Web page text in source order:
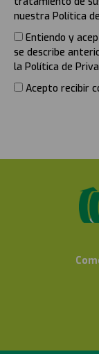
nuestra Política
Entiendo y
se describe
la Política de
Acepto recibir